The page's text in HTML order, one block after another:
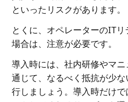
といったリスクがあります。
とくに、オペレーターのIT
場合は、注意が必要です。
導入時には、社内研修やマ
通じて、なるべく抵抗が少
行しましょう。導入時だけ